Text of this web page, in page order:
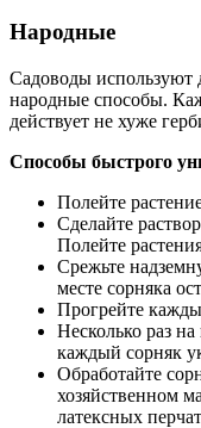
Народные
Садоводы используют
народные способы.
действует не хуже
Способы быстрого
Полейте
Сделайте
Полейте
Срежьте
месте сорняка
Прогрейте
Несколько раз
каждый сорняк
Обработайте
хозяйственном
латексных